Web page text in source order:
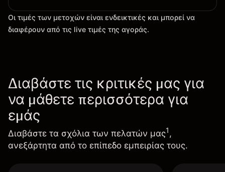
Οι τιμές των μετοχών είναι ενδεικτικές και μπορεί να
διαφέρουν από τις live τιμές της αγοράς.
Διαβάστε τις κριτικές μας για
να μάθετε περισσότερα για
εμάς
Διαβάστε τα σχόλια των πελατών μας1,
ανεξάρτητα από το επίπεδο εμπειρίας τους.